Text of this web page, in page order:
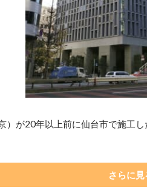
）が20年以上前に仙台市で施工
さらに見